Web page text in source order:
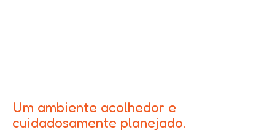
Um ambiente acolhedor e
cuidadosamente planejado.